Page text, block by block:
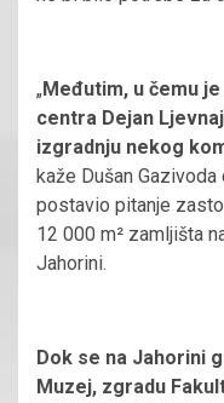
„ Međutim, u čemu
centra Dejan
izgradnju nekog
kaže Dušan
postavio pitanje
12 000 m² zamljišta
Jahorini.
Dok se na Jahorini
Muzej, zgradu